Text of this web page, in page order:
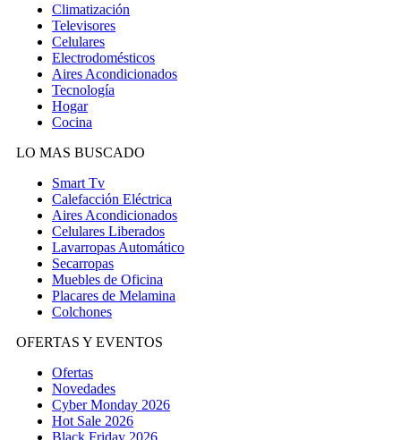
Climatización
Televisores
Celulares
Electrodomésticos
Aires Acondicionados
Tecnología
Hogar
Cocina
LO MAS BUSCADO
Smart Tv
Calefacción Eléctrica
Aires Acondicionados
Celulares Liberados
Lavarropas Automático
Secarropas
Muebles de Oficina
Placares de Melamina
Colchones
OFERTAS Y EVENTOS
Ofertas
Novedades
Cyber Monday 2026
Hot Sale 2026
Black Friday 2026